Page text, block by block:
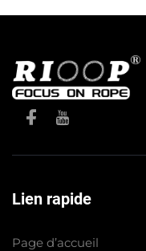
Lien rapide
Page d’accueil